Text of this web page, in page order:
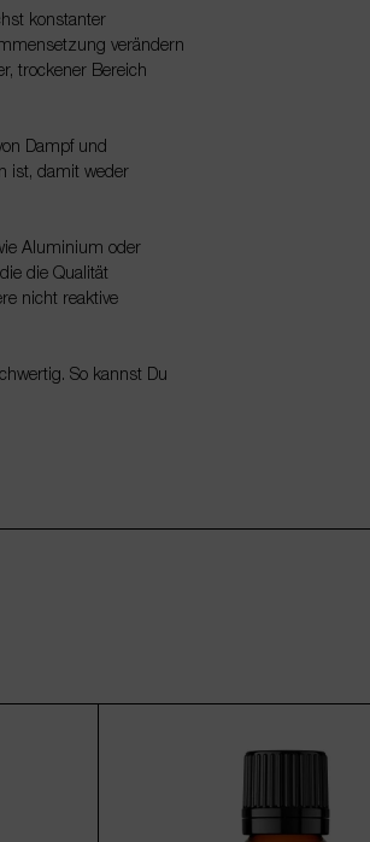
konstanter
verändern
trockener Bereich
Dampf und
ist, damit weder
Aluminium oder
die Qualität
nicht reaktive
So kannst Du